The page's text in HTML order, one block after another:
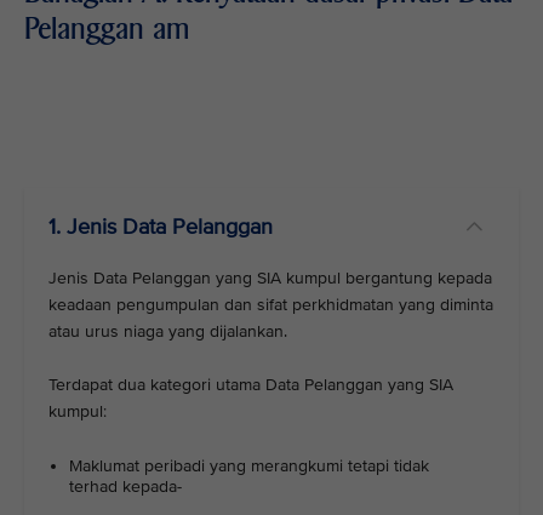
Pelanggan am
1. Jenis Data Pelanggan
Jenis Data Pelanggan yang SIA kumpul bergantung kepada
keadaan pengumpulan dan sifat perkhidmatan yang diminta
atau urus niaga yang dijalankan.
Terdapat dua kategori utama Data Pelanggan yang SIA
kumpul:
Maklumat peribadi yang merangkumi tetapi tidak
terhad kepada-